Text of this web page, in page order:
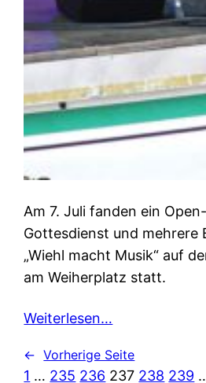
Am 7. Juli fanden ein
Gottesdienst und mehrere
„Wiehl macht Musik“ auf
am Weiherplatz statt.
Weiterlesen…
← Vorherige Seite
1 … 235 236 237 238 239